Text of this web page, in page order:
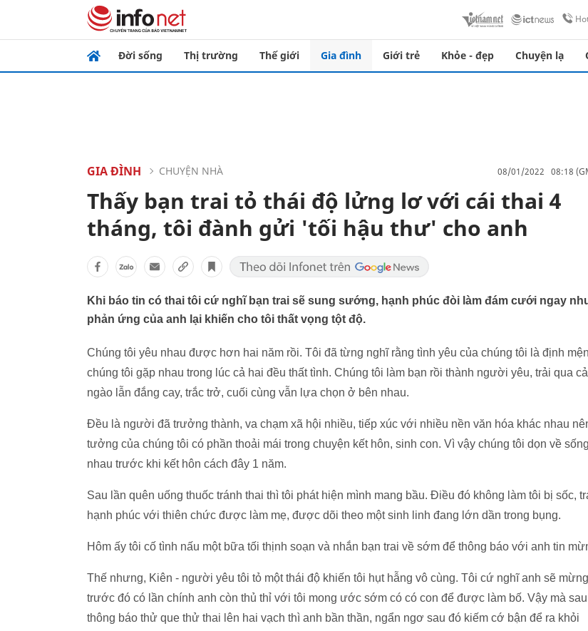
Đời sống Thị trường Thế giới Gia đình Giới trẻ Khỏe - đẹp Chuyện lạ
GIA ĐÌNH CHUYỆN NHÀ 08/01/2022 08:18
Thấy bạn trai tỏ thái độ lửng lơ với cái thai 4
tháng, tôi đành gửi 'tối hậu thư' cho anh
Khi báo tin có thai tôi cứ nghĩ bạn trai sẽ sung sướng, hạnh phúc đòi làm đám cưới ngay
phản ứng của anh lại khiến cho tôi thất vọng tột độ.
Chúng tôi yêu nhau được hơn hai năm rồi. Tôi đã từng nghĩ rằng tình yêu của chúng tôi là định
chúng tôi gặp nhau trong lúc cả hai đều thất tình. Chúng tôi làm bạn rồi thành người yêu, trải qua
ngào lẫn đắng cay, trắc trở, cuối cùng vẫn lựa chọn ở bên nhau.
Đều là người đã trưởng thành, va chạm xã hội nhiều, tiếp xúc với nhiều nền văn hóa khác nhau
tưởng của chúng tôi có phần thoải mái trong chuyện kết hôn, sinh con. Vì vậy chúng tôi dọn về
nhau trước khi kết hôn cách đây 1 năm.
Sau lần quên uống thuốc tránh thai thì tôi phát hiện mình mang bầu. Điều đó không làm tôi bị sốc,
hạnh phúc với thiên chức được làm mẹ, được dõi theo một sinh linh đang lớn dần trong bụng.
Hôm ấy tôi cố tình nấu một bữa tối thịnh soạn và nhắn bạn trai về sớm để thông báo với anh tin
Thế nhưng, Kiên - người yêu tôi tỏ một thái độ khiến tôi hụt hẫng vô cùng. Tôi cứ nghĩ anh sẽ
trước đó có lần chính anh còn thủ thỉ với tôi mong ước sớm có có con để được làm bố. Vậy mà
thông báo thử que thử thai lên hai vạch thì anh bần thần, ngẩn ngơ sau đó kiếm cớ bận để ra khỏi